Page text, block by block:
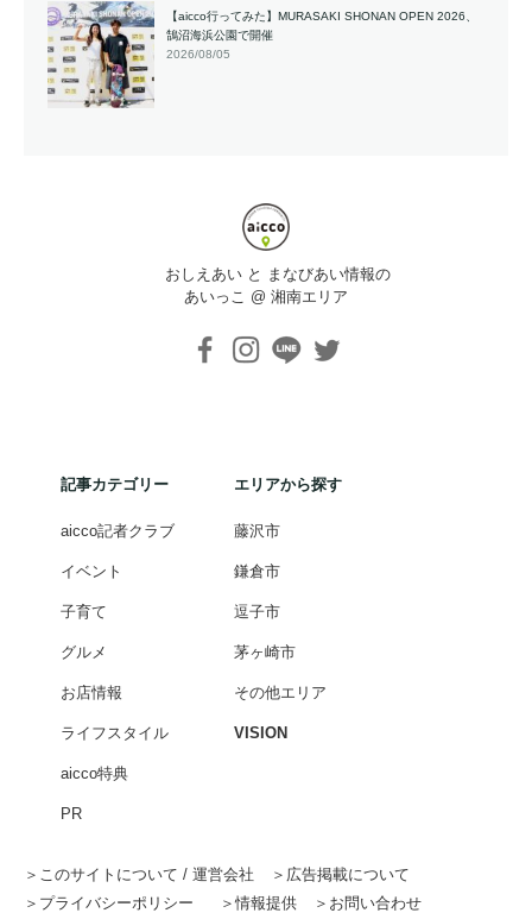
【aicco行ってみた】MURASAKI SHONAN OPEN 2026、
鵠沼海浜公園で開催
2026/08/05
おしえあい と まなびあい情報の
あいっこ @ 湘南エリア
記事カテゴリー
aicco記者クラブ
イベント
子育て
グルメ
お店情報
ライフスタイル
aicco特典
PR
エリアから探す
藤沢市
鎌倉市
逗子市
茅ヶ崎市
その他エリア
VISION
このサイトについて / 運営会社
広告掲載について
プライバシーポリシー
情報提供 お問い合わせ